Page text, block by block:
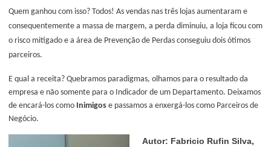
Quem ganhou com isso? Todos! As vendas nas três lojas aumentaram e
consequentemente a massa de margem, a perda diminuiu, a loja ficou com
o risco mitigado e a área de Prevenção de Perdas conseguiu dois ótimos
parceiros.
E qual a receita? Quebramos paradigmas, olhamos para o resultado da
empresa e não somente para o Indicador de um Departamento. Deixamos
de encará-los como Inimigos e passamos a enxergá-los como Parceiros de
Negócio.
Autor: Fabricio Rufin Silva,